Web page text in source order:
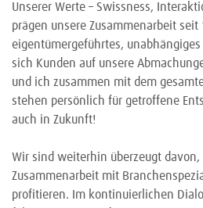
Unserer Werte – Swissness,
prägen unsere Zusammenarbeit seit
eigentümergeführtes,
sich Kunden auf unsere
und ich zusammen mit dem
stehen persönlich für getroffene
auch in Zukunft!
Wir sind weiterhin überzeugt davon,
Zusammenarbeit mit
profitieren. Im kontinuierlichen